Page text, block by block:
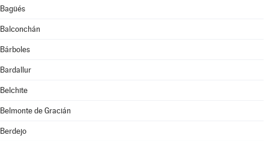
Bagüés
Balconchán
Bárboles
Bardallur
Belchite
Belmonte de Gracián
Berdejo